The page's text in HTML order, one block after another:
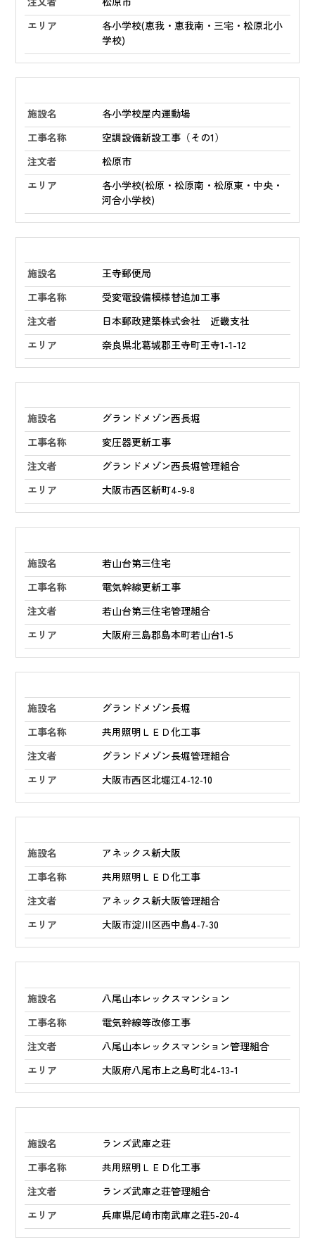
各小学校(恵我・恵我南・三宅・松原北小
学校)
各小学校屋内運動場
空調設備新設工事（その1）
松原市
各小学校(松原・松原南・松原東・中央・
河合小学校)
王寺郵便局
受変電設備模様替追加工事
日本郵政建築株式会社 近畿支社
奈良県北葛城郡王寺町王寺1-1-12
グランドメゾン西長堀
変圧器更新工事
グランドメゾン西長堀管理組合
大阪市西区新町4-9‑8
若山台第三住宅
電気幹線更新工事
若山台第三住宅管理組合
大阪府三島郡島本町若山台1-5
グランドメゾン長堀
共用照明ＬＥＤ化工事
グランドメゾン長堀管理組合
大阪市西区北堀江4‑12‑10
アネックス新大阪
共用照明ＬＥＤ化工事
アネックス新大阪管理組合
大阪市淀川区西中島4‑7‑30
八尾山本レックスマンション
電気幹線等改修工事
八尾山本レックスマンション管理組合
大阪府八尾市上之島町北4-13-1
ランズ武庫之荘
共用照明ＬＥＤ化工事
ランズ武庫之荘管理組合
兵庫県尼崎市南武庫之荘5-20-4